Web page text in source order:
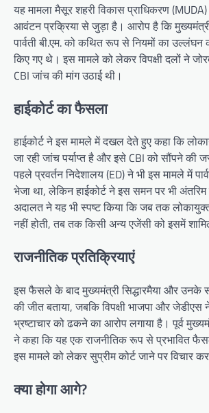
यह मामला मैसूर शहरी विकास प्राधिकरण (MUDA)
आवंटन प्रक्रिया से जुड़ा है। आरोप है कि मुख्यमंत्री
पार्वती बी.एम. को कथित रूप से नियमों का
किए गए थे। इस मामले को लेकर विपक्षी दलों ने
CBI जांच की मांग उठाई थी।
हाईकोर्ट का फैसला
हाईकोर्ट ने इस मामले में दखल देते हुए कहा कि
जा रही जांच पर्याप्त है और इसे CBI को सौंपने
पहले प्रवर्तन निदेशालय (ED) ने भी इस मामले में
भेजा था, लेकिन हाईकोर्ट ने इस समन पर भी अंतरिम
अदालत ने यह भी स्पष्ट किया कि जब तक
नहीं होती, तब तक किसी अन्य एजेंसी को इसमें
राजनीतिक प्रतिक्रियाएं
इस फैसले के बाद मुख्यमंत्री सिद्धारमैया और उनके
की जीत बताया, जबकि विपक्षी भाजपा और जेडीएस
भ्रष्टाचार को ढकने का आरोप लगाया है। पूर्व
ने कहा कि यह एक राजनीतिक रूप से प्रभावित
इस मामले को लेकर सुप्रीम कोर्ट जाने पर विचार
क्या होगा आगे?